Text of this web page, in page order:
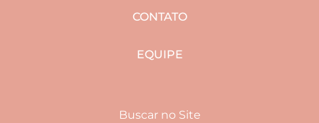
CONTATO
EQUIPE
Buscar no Site